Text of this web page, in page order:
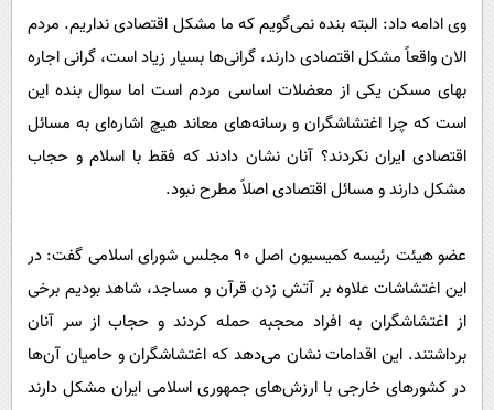
وی ادامه داد: البته بنده نمی‌گویم که ما مشکل اقتصادی نداریم. مردم
الان واقعاً مشکل اقتصادی دارند، گرانی‌ها بسیار زیاد است، گرانی اجاره
بهای مسکن یکی از معضلات اساسی مردم است اما سوال بنده این
است که چرا اغتشاشگران و رسانه‌های معاند هیچ اشاره‌ای به مسائل
اقتصادی ایران نکردند؟ آنان نشان دادند که فقط با اسلام و حجاب
مشکل دارند و مسائل اقتصادی اصلاً مطرح نبود.
عضو هیئت رئیسه کمیسیون اصل ۹۰ مجلس شورای اسلامی گفت: در
این اغتشاشات علاوه بر آتش زدن قرآن و مساجد، شاهد بودیم برخی
از اغتشاشگران به افراد محجبه حمله کردند و حجاب از سر آنان
برداشتند. این اقدامات نشان می‌دهد که اغتشاشگران و حامیان آن‌ها
در کشورهای خارجی با ارزش‌های جمهوری اسلامی ایران مشکل دارند